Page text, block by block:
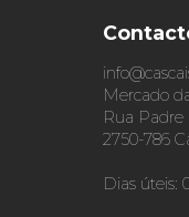
Mercado
Rua Padre
2750-786
Dias úteis: